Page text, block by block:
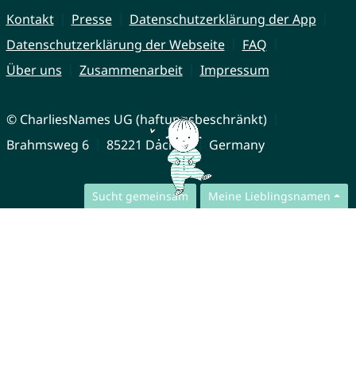
Sucht gemeinsam Meine Lieblingsnamen
Kontakt Presse
Datenschutzerklärung der App
Datenschutzerklärung der Webseite
FAQ
Über uns
Zusammenarbeit Impressum
© CharliesNames UG (haftungsbeschränkt)
Brahmsweg 6
85221 Dachau Germany